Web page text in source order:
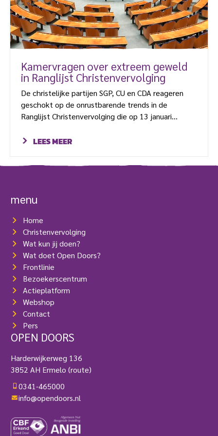
Kamervragen over extreem geweld
in Ranglijst Christenvervolging
De christelijke partijen SGP, CU en CDA reageren
geschokt op de onrustbarende trends in de
Ranglijst Christenvervolging die op 13 januari
van regering en de ministers Kaag en Blok om
geweldsincidenten tegen christenen en
voortouw bij het formuleren van de in totaal […]
LEES MEER
menu
Home
Christenvervolging
Wat kun jij doen?
Wat doet Open Doors?
Frontlinie
Bezoekerscentrum
Actieplatform
Webshop
Contact
Pers
OPEN DOORS
Harderwijkerweg 136
3852 AH Ermelo(route)
0341-465000
info@opendoors.nl